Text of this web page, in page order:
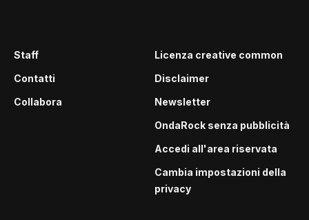
Staff
Contatti
Collabora
Licenza creative common
Disclaimer
Newsletter
OndaRock senza pubblicità
Accedi all'area riservata
Cambia impostazioni della
privacy